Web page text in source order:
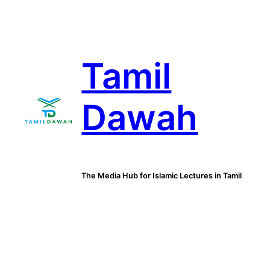
Tamil
Dawah
The Media Hub for Islamic Lectures in Tamil